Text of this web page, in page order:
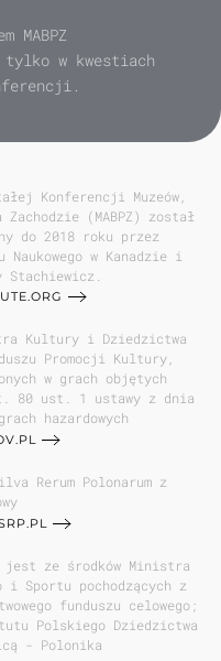
MABPZ
tylko w kwestiach
Konferencji Muzeów,
(MABPZ) został
do 2018 roku przez
w Kanadzie i
Kultury i Dziedzictwa
Promocji Kultury,
w grach objętych
80 ust. 1 ustawy z dnia
hazardowych
Rerum Polonarum z
ze środków Ministra
i Sportu pochodzących z
funduszu celowego;
Polskiego Dziedzictwa
- Polonika